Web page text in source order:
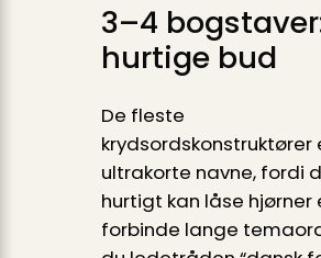
3–4
hurtige bud
De fleste
krydsordskonstruktører
ultrakorte navne, fordi
hurtigt kan låse hjørner
forbinde lange